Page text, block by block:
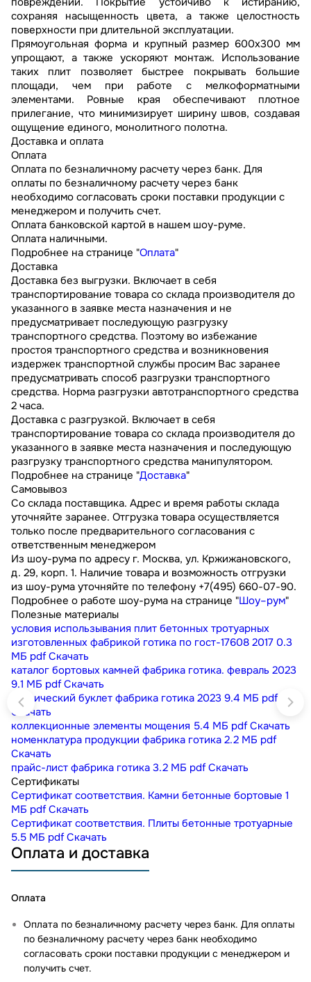
сохраняя насыщенность цвета, а также целостность
поверхности при длительной эксплуатации.
Прямоугольная форма и крупный размер 600x300 мм
упрощают, а также ускоряют монтаж. Использование
таких плит позволяет быстрее покрывать большие
площади, чем при работе с мелкоформатными
элементами. Ровные края обеспечивают плотное
прилегание, что минимизирует ширину швов, создавая
ощущение единого, монолитного полотна.
Доставка и оплата
Оплата
Оплата по безналичному расчету через банк. Для
оплаты по безналичному расчету через банк
необходимо согласовать сроки поставки продукции с
менеджером и получить счет.
Оплата банковской картой в нашем шоу-руме.
Оплата наличными.
Подробнее на странице "Оплата"
Доставка
Доставка без выгрузки. Включает в себя
транспортирование товара со склада производителя до
указанного в заявке места назначения и не
предусматривает последующую разгрузку
транспортного средства. Поэтому во избежание
простоя транспортного средства и возникновения
издержек транспортной службы просим Вас заранее
предусматривать способ разгрузки транспортного
средства. Норма разгрузки автотранспортного средства
2 часа.
Доставка с разгрузкой. Включает в себя
транспортирование товара со склада производителя до
указанного в заявке места назначения и последующую
разгрузку транспортного средства манипулятором.
Подробнее на странице "Доставка"
Самовывоз
Со склада поставщика. Адрес и время работы склада
уточняйте заранее. Отгрузка товара осуществляется
только после предварительного согласования с
ответственным менеджером
Из шоу-рума по адресу г. Москва, ул. Кржижановского,
д. 29, корп. 1. Наличие товара и возможность отгрузки
из шоу-рума уточняйте по телефону +7(495) 660-07-90.
Подробнее о работе шоу-рума на странице "Шоу–рум"
Полезные материалы
условия использывания плит бетонных тротуарных
изготовленных фабрикой готика по гост-17608 2017 0.3
МБ pdf Скачать
каталог бортовых камней фабрика готика. февраль 2023
9.1 МБ pdf Скачать
технический буклет фабрика готика 2023 9.4 МБ pdf
Скачать
коллекционные элементы мощения 5.4 МБ pdf Скачать
номенклатура продукции фабрика готика 2.2 МБ pdf
Скачать
прайс-лист фабрика готика 3.2 МБ pdf Скачать
Сертификаты
Сертификат соответствия. Камни бетонные бортовые 1
МБ pdf Скачать
Сертификат соответствия. Плиты бетонные тротуарные
5.5 МБ pdf Скачать
Оплата и доставка
Оплата
Оплата по безналичному расчету через банк. Для оплаты
по безналичному расчету через банк необходимо
согласовать сроки поставки продукции с менеджером и
получить счет.